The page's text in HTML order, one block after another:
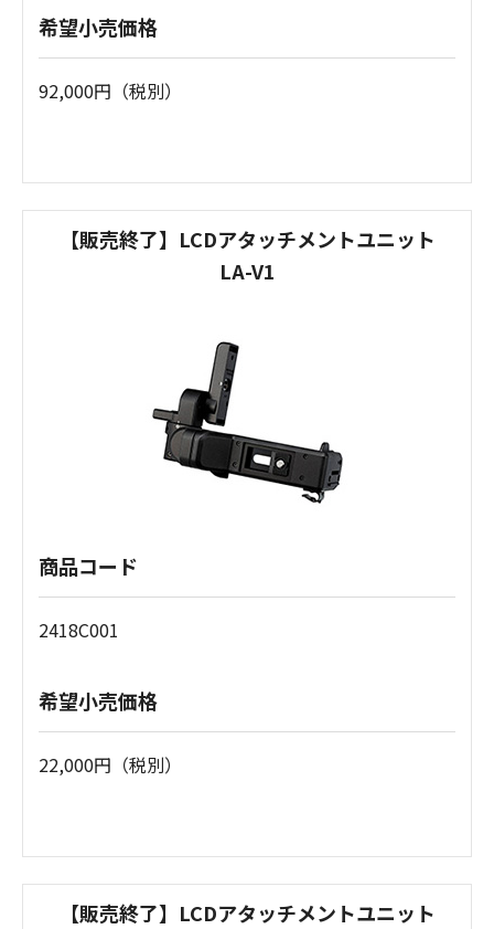
希望小売価格
92,000円（税別）
【販売終了】LCDアタッチメントユニット
LA-V1
商品コード
2418C001
希望小売価格
22,000円（税別）
【販売終了】LCDアタッチメントユニット